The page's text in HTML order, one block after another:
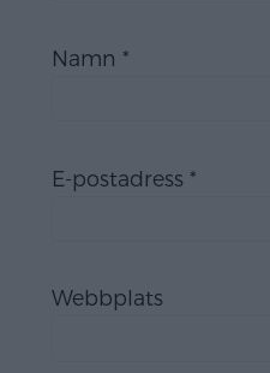
Namn *
E-postadress *
Webbplats